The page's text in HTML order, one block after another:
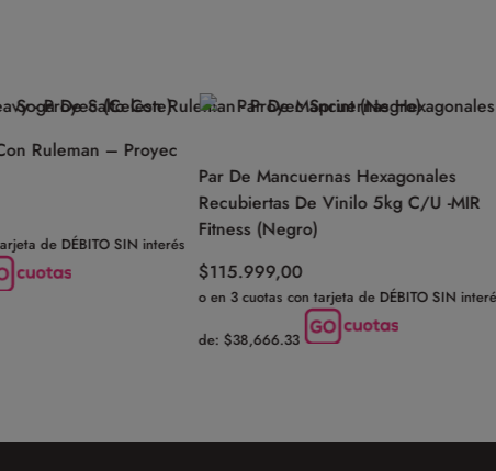
Ruleman – Proyec
de DÉBITO SIN interés
Par De Mancuernas Hexagonales
Recubiertas De Vinilo 5kg C/U -MIR
Fitness (Negro)
$115.999,00
o en 3 cuotas con tarjeta de DÉBITO SIN interés
de: $38,666.33